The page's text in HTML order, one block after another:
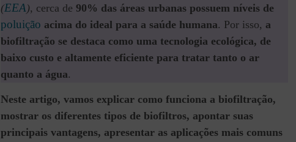
(EEA), cerca de 90% das áreas urbanas possuem níveis de
poluição acima do ideal para a saúde humana. Por isso, a
biofiltração se destaca como uma tecnologia ecológica, de
baixo custo e altamente eficiente para tratar tanto o ar
quanto a água.
Neste artigo, vamos explicar como funciona a biofiltração,
mostrar os diferentes tipos de biofiltros, apontar suas
principais vantagens, apresentar as aplicações mais comuns